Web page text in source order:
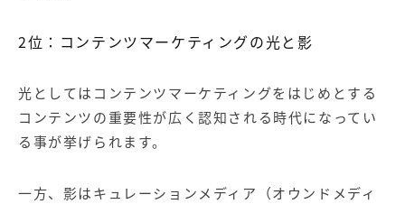
2位：コンテンツマーケティングの光と影
光としては コンテンツマーケティングをはじめとする
コンテンツの重要性が広く認知される時代になってい
る事が挙げられます。
一方、影はキュレーションメディア（オウンドメディ